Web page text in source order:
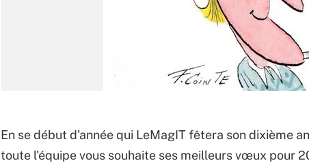
En se début d'année qui LeMagIT fêtera son dixième
toute l'équipe vous souhaite ses meilleurs vœux pour